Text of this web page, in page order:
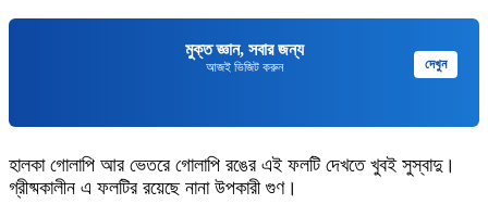
মুক্ত জ্ঞান, সবার জন্য
আজই ভিজিট করুন দেখুন
হালকা গোলাপি আর ভেতরে গোলাপি রঙের এই ফলটি দেখতে খুবই সুস্বাদু।
গ্রীষ্মকালীন এ ফলটির রয়েছে নানা উপকারী গুণ।